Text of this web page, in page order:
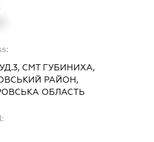
СМТ ГУБИНИХА,
РАЙОН,
ОБЛАСТЬ